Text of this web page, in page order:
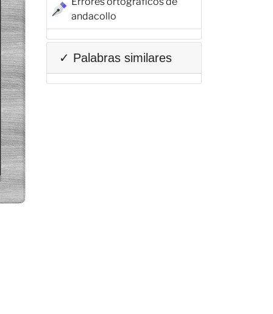
andacollo
✓ Palabras similares